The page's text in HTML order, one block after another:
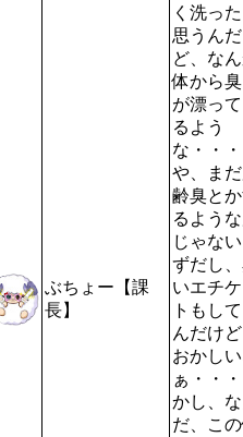
ぶちょー【課
長】
く洗っ
思うん
ど、な
体から
が漂っ
るよう
な・・
や、ま
齢臭と
るよう
じゃな
ずだし
いエチ
トもし
んだけ
おかし
ぁ・・
かし、
だ、こ